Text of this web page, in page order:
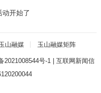
动开始了
山融媒 玉山融媒矩阵
2021008544号-1| 互联网新闻信